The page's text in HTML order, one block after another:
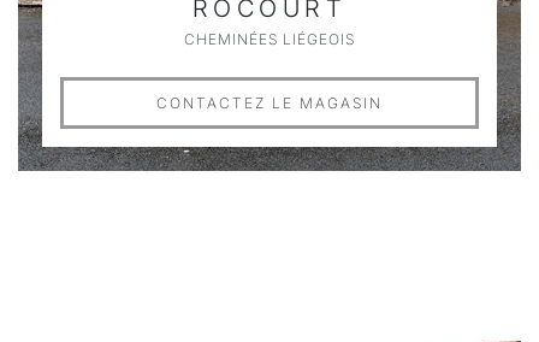
ROCOURT
CHEMINÉES LIÉGEOIS
CONTACTEZ LE MAGASIN